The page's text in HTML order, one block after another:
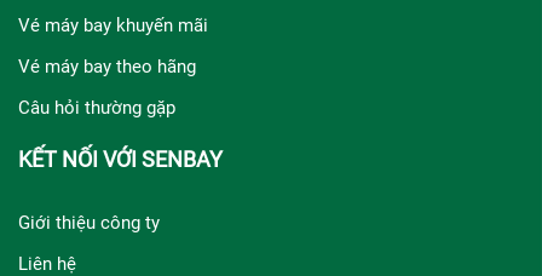
Vé máy bay khuyến mãi
Vé máy bay theo hãng
Câu hỏi thường gặp
KẾT NỐI VỚI SENBAY
Giới thiệu công ty
Liên hệ